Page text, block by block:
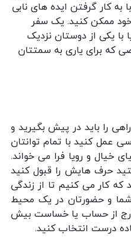
کار گرفتن ایده های نابی
خود ممکن کنید. یک سفر
با یکی از دوستان نزدیک
که برای یاری به سمتتان
را باید در پیش بگیرید و
عمل کنید با تمام توانتان
و رویا فرا می خواند.
حرف هایش را قبول کنید
که کار می کنیم تا از زندگی
شما و حضورتان در یک محیط
از حساب یا خساست بیش
درست انتخاب کنید.